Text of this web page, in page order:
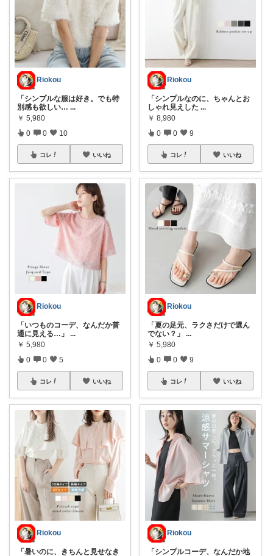
Riokou
「シンプルな服は好き。でも特
別感も欲しい… ...
￥ 5,980
0 0 10
コレ いいね
Riokou
「いつものコーデ、なんだか普
通に見える…」
...
￥ 5,980
0 0 5
コレ いいね
Riokou
「暑いのに、きちんと見せなき
Riokou
「シンプルなのに、ちゃんとお
しゃれ見えした ...
￥ 8,980
0 0 9
コレ いいね
Riokou
「夏の足元、ラクさだけで選ん
でない？」 ...
￥ 5,980
0 0 9
コレ いいね
Riokou
「シンプルコーデ、なんだか地